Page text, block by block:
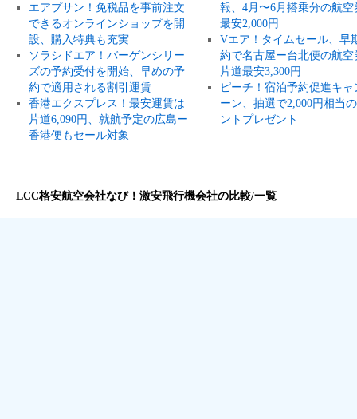
エアプサン！免税品を事前注文
できるオンラインショップを開
設、購入特典も充実
ソラシドエア！バーゲンシリー
ズの予約受付を開始、早めの予
約で適用される割引運賃
香港エクスプレス！最安運賃は
片道6,090円、就航予定の広島ー
香港便もセール対象
報、4月〜6月搭乗分の航空
最安2,000円
Vエア！タイムセール、早
約で名古屋ー台北便の航空
片道最安3,300円
ピーチ！宿泊予約促進キャ
ーン、抽選で2,000円相当
ントプレゼント
LCC格安航空会社なび！激安飛行機会社の比較/一覧